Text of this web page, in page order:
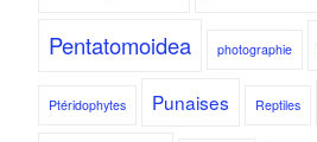
Pentatomoidea photographie
Ptéridophytes Punaises Reptiles